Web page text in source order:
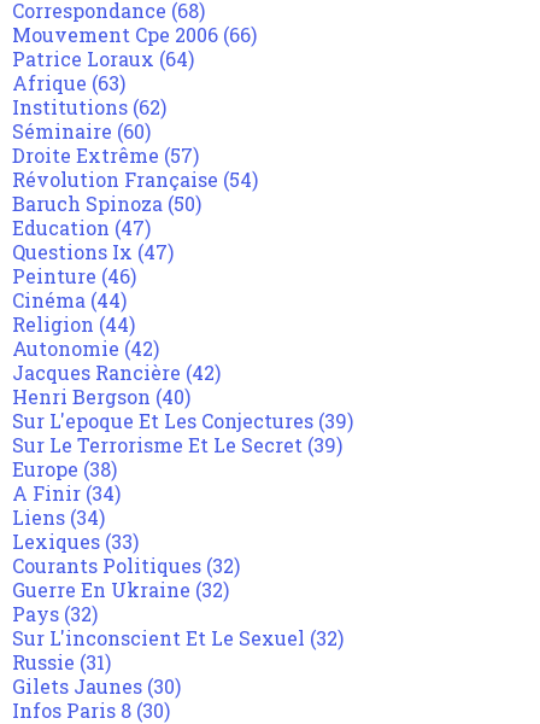
Correspondance (68)
Mouvement Cpe 2006 (66)
Patrice Loraux (64)
Afrique (63)
Institutions (62)
Séminaire (60)
Droite Extrême (57)
Révolution Française (54)
Baruch Spinoza (50)
Education (47)
Questions Ix (47)
Peinture (46)
Cinéma (44)
Religion (44)
Autonomie (42)
Jacques Rancière (42)
Henri Bergson (40)
Sur L'epoque Et Les Conjectures (39)
Sur Le Terrorisme Et Le Secret (39)
Europe (38)
A Finir (34)
Liens (34)
Lexiques (33)
Courants Politiques (32)
Guerre En Ukraine (32)
Pays (32)
Sur L'inconscient Et Le Sexuel (32)
Russie (31)
Gilets Jaunes (30)
Infos Paris 8 (30)